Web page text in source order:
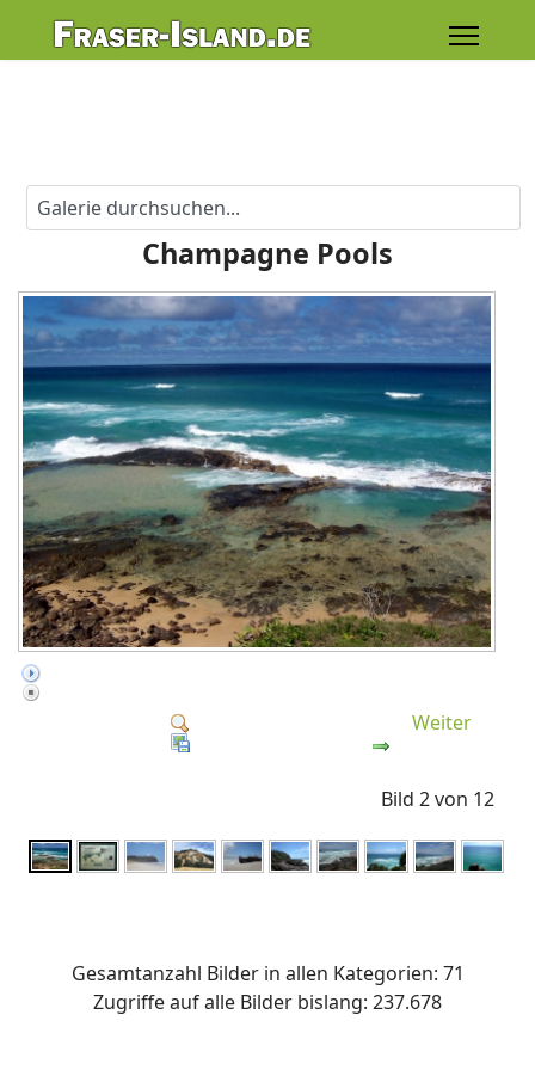
Champagne Pools
Weiter
Bild 2 von 12
Gesamtanzahl Bilder in allen Kategorien: 71
Zugriffe auf alle Bilder bislang: 237.678